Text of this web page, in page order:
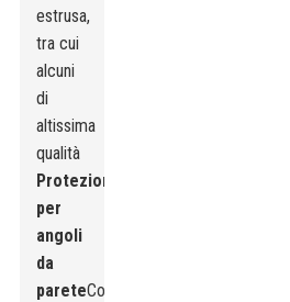
estrusa,
tra cui
alcuni
di
altissima
qualità
Protezioni
per
angoli
da
pareteCon